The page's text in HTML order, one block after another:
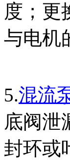
度；更
与电机
5.混流
底阀泄
封环或